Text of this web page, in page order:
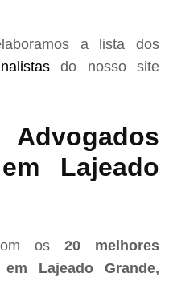
a lista dos
do nosso site
Lajeado
os 20 melhores
Lajeado Grande,